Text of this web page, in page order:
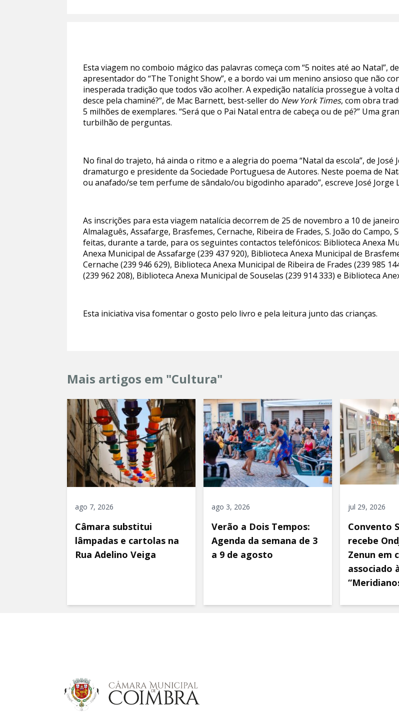
Esta viagem no comboio mágico das palavras começa com “5 noites até ao Natal”,
apresentador do “The Tonight Show”, e a bordo vai um menino ansioso que não
inesperada tradição que todos vão acolher. A expedição natalícia prossegue à volta
desce pela chaminé?”, de Mac Barnett, best-seller do New York Times, com obra
5 milhões de exemplares. “Será que o Pai Natal entra de cabeça ou de pé?” Uma
turbilhão de perguntas.
No final do trajeto, há ainda o ritmo e a alegria do poema “Natal da escola”, de
dramaturgo e presidente da Sociedade Portuguesa de Autores. Neste poema de
ou anafado/se tem perfume de sândalo/ou bigodinho aparado”, escreve José Jorge
As inscrições para esta viagem natalícia decorrem de 25 de novembro a 10 de
Almalaguês, Assafarge, Brasfemes, Cernache, Ribeira de Frades, S. João do
feitas, durante a tarde, para os seguintes contactos telefónicos: Biblioteca Anexa
Anexa Municipal de Assafarge (239 437 920), Biblioteca Anexa Municipal de
Cernache (239 946 629), Biblioteca Anexa Municipal de Ribeira de Frades (239 985
(239 962 208), Biblioteca Anexa Municipal de Souselas (239 914 333) e Biblioteca
Esta iniciativa visa fomentar o gosto pelo livro e pela leitura junto das crianças.
Mais artigos em "Cultura"
ago 7, 2026
Câmara substitui
lâmpadas e cartolas na
Rua Adelino Veiga
ago 3, 2026
Verão a Dois Tempos:
Agenda da semana de 3
a 9 de agosto
jul 29, 2026
Convento
recebe
Zenun em
associado